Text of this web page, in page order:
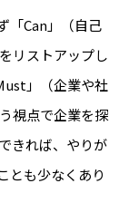
「Can」（自己
リストアップし
」（企業や社
視点で企業を探
きれば、やりが
とも少なくあり